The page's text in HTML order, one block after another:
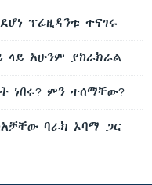
ፕሬዚዳንቱ ተናገሩ
ላይ አሁንም ያከራክራል
ነበሩ? ምን ተሰማቸው?
ባራክ ኦባማ ጋር